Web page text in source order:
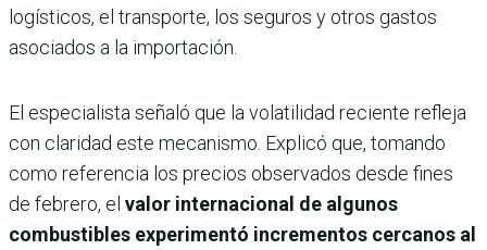
logísticos, el transporte, los seguros y otros gastos
asociados a la importación.
El especialista señaló que la volatilidad reciente refleja
con claridad este mecanismo. Explicó que, tomando
como referencia los precios observados desde fines
de febrero, el valor internacional de algunos
combustibles experimentó incrementos cercanos al